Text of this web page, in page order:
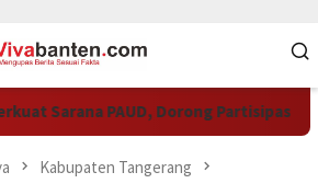
PAUD, Dorong Partisipasi
Kabupaten Tangerang